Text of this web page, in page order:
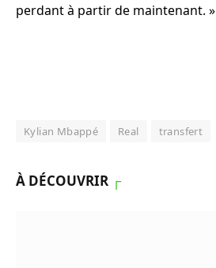
perdant à partir de maintenant. »
Kylian Mbappé Real transfert
À DÉCOUVRIR ┌